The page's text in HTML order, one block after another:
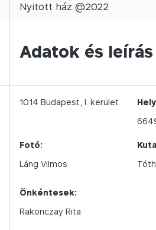
Nyitott ház @2022
Adatok és leírás
1014 Budapest, I. kerület
Fotó:
Láng Vilmos
Önkéntesek:
Rakonczay Rita